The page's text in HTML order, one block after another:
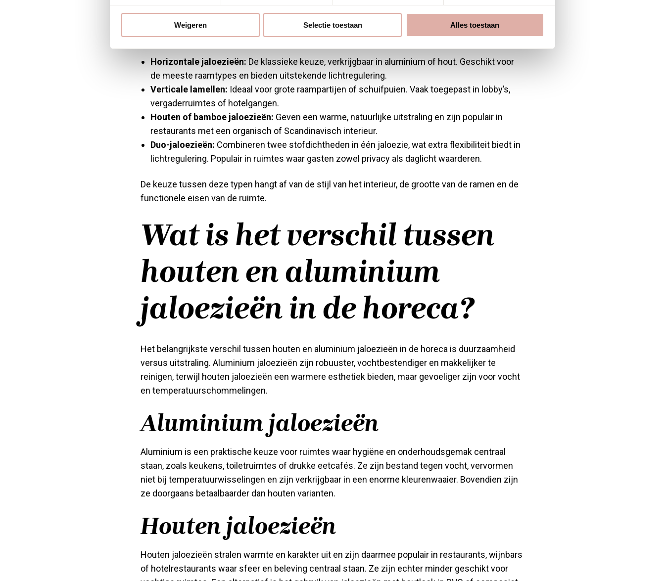
Weigeren Selectie toestaan Alles toestaan
wel Venetiaanse jaloezieën), verticale lamellen en houten of bamboe jaloezieën. Elk type heeft
specifieke eigenschappen die beter of minder goed passen bij bepaalde ruimtes en
gebruiksomstandigheden.
Horizontale jaloezieën: De klassieke keuze, verkrijgbaar in aluminium of hout. Geschikt voor
de meeste raamtypes en bieden uitstekende lichtregulering.
Verticale lamellen: Ideaal voor grote raampartijen of schuifpuien. Vaak toegepast in lobby’s,
vergaderruimtes of hotelgangen.
Houten of bamboe jaloezieën: Geven een warme, natuurlijke uitstraling en zijn populair in
restaurants met een organisch of Scandinavisch interieur.
Duo-jaloezieën: Combineren twee stofdichtheden in één jaloezie, wat extra flexibiliteit biedt in
lichtregulering. Populair in ruimtes waar gasten zowel privacy als daglicht waarderen.
De keuze tussen deze typen hangt af van de stijl van het interieur, de grootte van de ramen en de
functionele eisen van de ruimte.
Wat is het verschil tussen
houten en aluminium
jaloezieën in de horeca?
Het belangrijkste verschil tussen houten en aluminium jaloezieën in de horeca is duurzaamheid
versus uitstraling. Aluminium jaloezieën zijn robuuster, vochtbestendiger en makkelijker te
reinigen, terwijl houten jaloezieën een warmere esthetiek bieden, maar gevoeliger zijn voor vocht
en temperatuurschommelingen.
Aluminium jaloezieën
Aluminium is een praktische keuze voor ruimtes waar hygiëne en onderhoudsgemak centraal
staan, zoals keukens, toiletruimtes of drukke eetcafés. Ze zijn bestand tegen vocht, vervormen
niet bij temperatuurwisselingen en zijn verkrijgbaar in een enorme kleurenwaaier. Bovendien zijn
ze doorgaans betaalbaarder dan houten varianten.
Houten jaloezieën
Houten jaloezieën stralen warmte en karakter uit en zijn daarmee populair in restaurants, wijnbars
of hotelrestaurants waar sfeer en beleving centraal staan. Ze zijn echter minder geschikt voor